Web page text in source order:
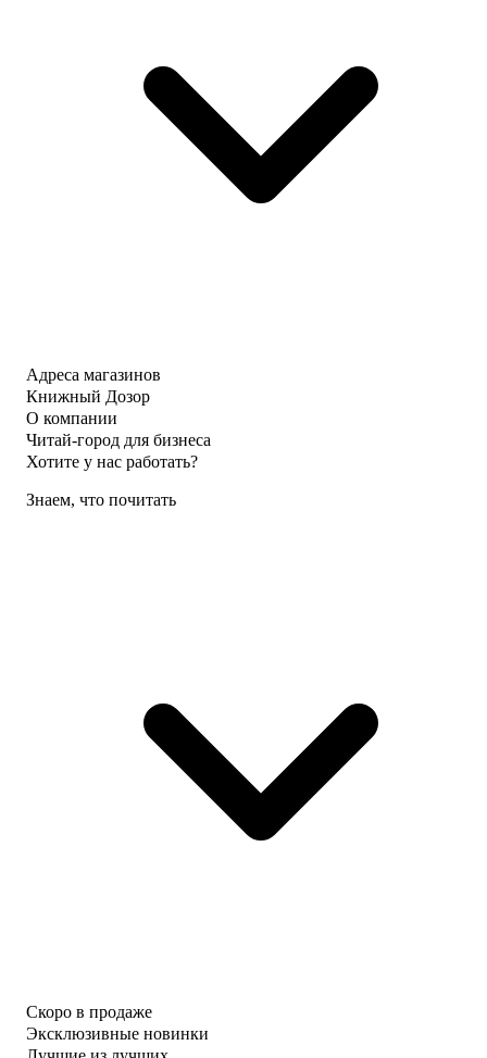
Адреса магазинов
Книжный Дозор
О компании
Читай-город для бизнеса
Хотите у нас работать?
Знаем, что почитать
Скоро в продаже
Эксклюзивные новинки